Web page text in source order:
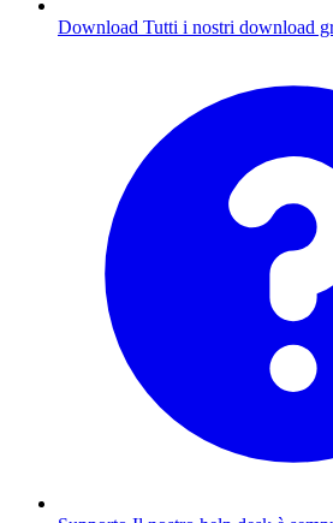
Download Tutti i nostri download